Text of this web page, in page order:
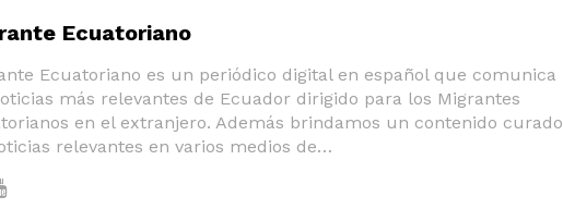
Ecuatoriano
Ecuatoriano es un periódico digital en español que comunica
más relevantes de Ecuador dirigido para los Migrantes
en el extranjero. Además brindamos un contenido curado
relevantes en varios medios de…